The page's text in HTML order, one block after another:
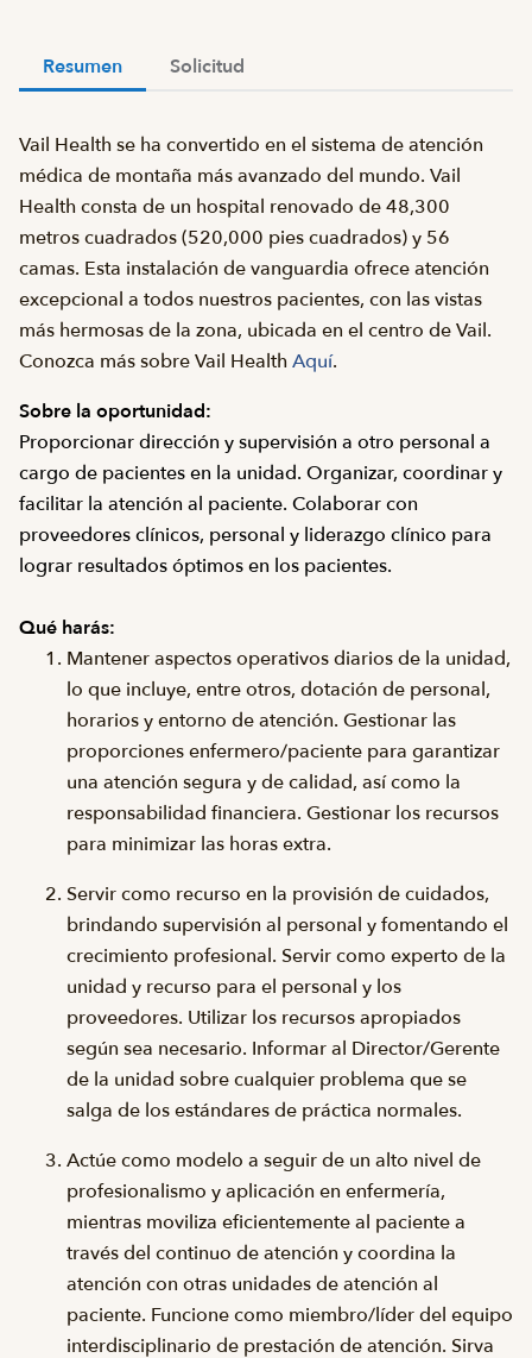
Resumen Solicitud
Vail Health se ha convertido en el sistema de atención
médica de montaña más avanzado del mundo. Vail
Health consta de un hospital renovado de 48,300
metros cuadrados (520,000 pies cuadrados) y 56
camas. Esta instalación de vanguardia ofrece atención
excepcional a todos nuestros pacientes, con las vistas
más hermosas de la zona, ubicada en el centro de Vail.
Conozca más sobre Vail Health Aquí.
Sobre la oportunidad:
Proporcionar dirección y supervisión a otro personal a
cargo de pacientes en la unidad. Organizar, coordinar y
facilitar la atención al paciente. Colaborar con
proveedores clínicos, personal y liderazgo clínico para
lograr resultados óptimos en los pacientes.
Qué harás:
Mantener aspectos operativos diarios de la unidad,
lo que incluye, entre otros, dotación de personal,
horarios y entorno de atención. Gestionar las
proporciones enfermero/paciente para garantizar
una atención segura y de calidad, así como la
responsabilidad financiera. Gestionar los recursos
para minimizar las horas extra.
Servir como recurso en la provisión de cuidados,
brindando supervisión al personal y fomentando el
crecimiento profesional. Servir como experto de la
unidad y recurso para el personal y los
proveedores. Utilizar los recursos apropiados
según sea necesario. Informar al Director/Gerente
de la unidad sobre cualquier problema que se
salga de los estándares de práctica normales.
Actúe como modelo a seguir de un alto nivel de
profesionalismo y aplicación en enfermería,
mientras moviliza eficientemente al paciente a
través del continuo de atención y coordina la
atención con otras unidades de atención al
paciente. Funcione como miembro/líder del equipo
interdisciplinario de prestación de atención. Sirva